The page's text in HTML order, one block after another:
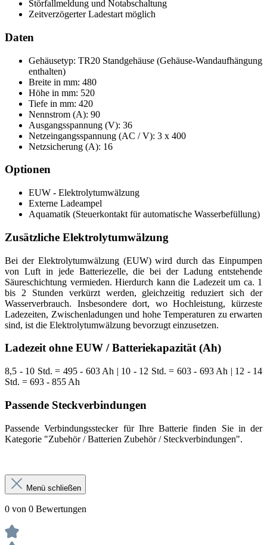
Störfallmeldung und Notabschaltung
Zeitverzögerter Ladestart möglich
Daten
Gehäusetyp: TR20 Standgehäuse (Gehäuse-Wandaufhängung
enthalten)
Breite in mm: 480
Höhe in mm: 520
Tiefe in mm: 420
Nennstrom (A): 90
Ausgangsspannung (V): 36
Netzeingangsspannung (AC / V): 3 x 400
Netzsicherung (A): 16
Optionen
EUW - Elektrolytumwälzung
Externe Ladeampel
Aquamatik (Steuerkontakt für automatische Wasserbefüllung)
Zusätzliche Elektrolytumwälzung
Bei der Elektrolytumwälzung (EUW) wird durch das Einpumpen
von Luft in jede Batteriezelle, die bei der Ladung entstehende
Säureschichtung vermieden. Hierdurch kann die Ladezeit um ca. 1
bis 2 Stunden verkürzt werden, gleichzeitig reduziert sich der
Wasserverbrauch. Insbesondere dort, wo Hochleistung, kürzeste
Ladezeiten, Zwischenladungen und hohe Temperaturen zu erwarten
sind, ist die Elektrolytumwälzung bevorzugt einzusetzen.
Ladezeit ohne EUW / Batteriekapazität (Ah)
8,5 - 10 Std. = 495 - 603 Ah | 10 - 12 Std. = 603 - 693 Ah | 12 - 14
Std. = 693 - 855 Ah
Passende Steckverbindungen
Passende Verbindungsstecker für Ihre Batterie finden Sie in der
Kategorie "Zubehör / Batterien Zubehör / Steckverbindungen".
Menü schließen
0 von 0 Bewertungen